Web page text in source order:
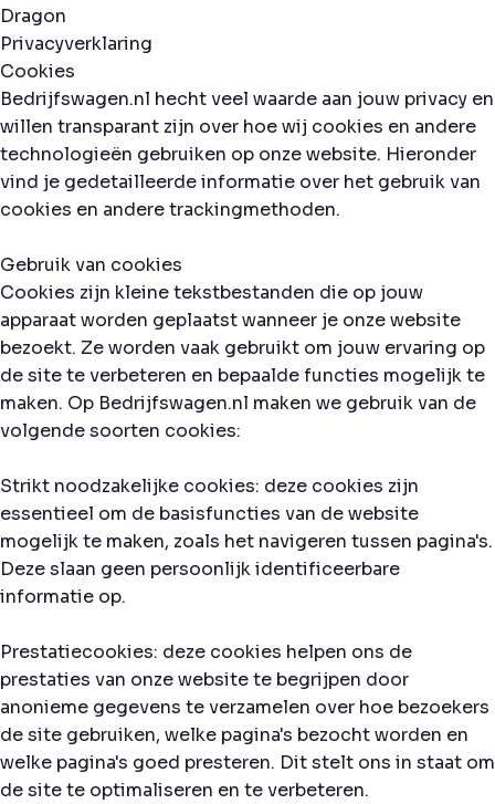
Privacyverklaring
Cookies
Bedrijfswagen.nl hecht veel waarde aan jouw privacy en
willen transparant zijn over hoe wij cookies en andere
technologieën gebruiken op onze website. Hieronder
vind je gedetailleerde informatie over het gebruik van
cookies en andere trackingmethoden.
Gebruik van cookies
Cookies zijn kleine tekstbestanden die op jouw
apparaat worden geplaatst wanneer je onze website
bezoekt. Ze worden vaak gebruikt om jouw ervaring op
de site te verbeteren en bepaalde functies mogelijk te
maken. Op Bedrijfswagen.nl maken we gebruik van de
volgende soorten cookies:
Strikt noodzakelijke cookies: deze cookies zijn
essentieel om de basisfuncties van de website
mogelijk te maken, zoals het navigeren tussen pagina's.
Deze slaan geen persoonlijk identificeerbare
informatie op.
Prestatiecookies: deze cookies helpen ons de
prestaties van onze website te begrijpen door
anonieme gegevens te verzamelen over hoe bezoekers
de site gebruiken, welke pagina's bezocht worden en
welke pagina's goed presteren. Dit stelt ons in staat om
de site te optimaliseren en te verbeteren.